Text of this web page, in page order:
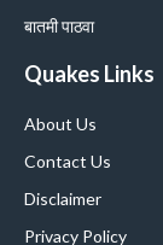
बातमी पाठवा
Quakes Links
About Us
Contact Us
Disclaimer
Privacy Policy